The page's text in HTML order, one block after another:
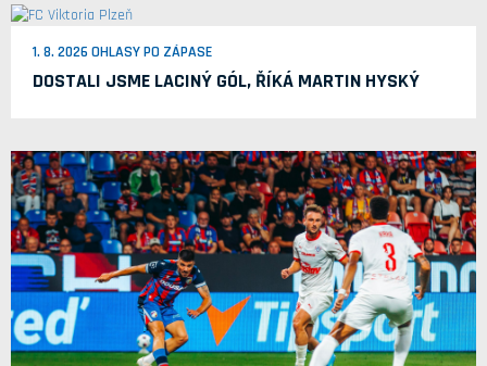
1. 8. 2026 OHLASY PO ZÁPASE
DOSTALI JSME LACINÝ GÓL, ŘÍKÁ MARTIN HYSKÝ